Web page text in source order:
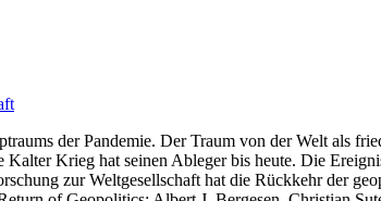
der Pandemie. Der Traum von der Welt als
Krieg hat seinen Ableger bis heute. Die
zur Weltgesellschaft hat die Rückkehr der